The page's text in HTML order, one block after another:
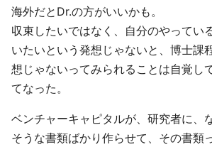
海外だとDr.の方がいいかも。
収束したいではなく、自分のやってい
いたいという発想じゃないと、博士課
想じゃないってみられることは自覚し
てなった。
ベンチャーキャピタルが、研究者に、
そうな書類ばかり作らせて、その書類